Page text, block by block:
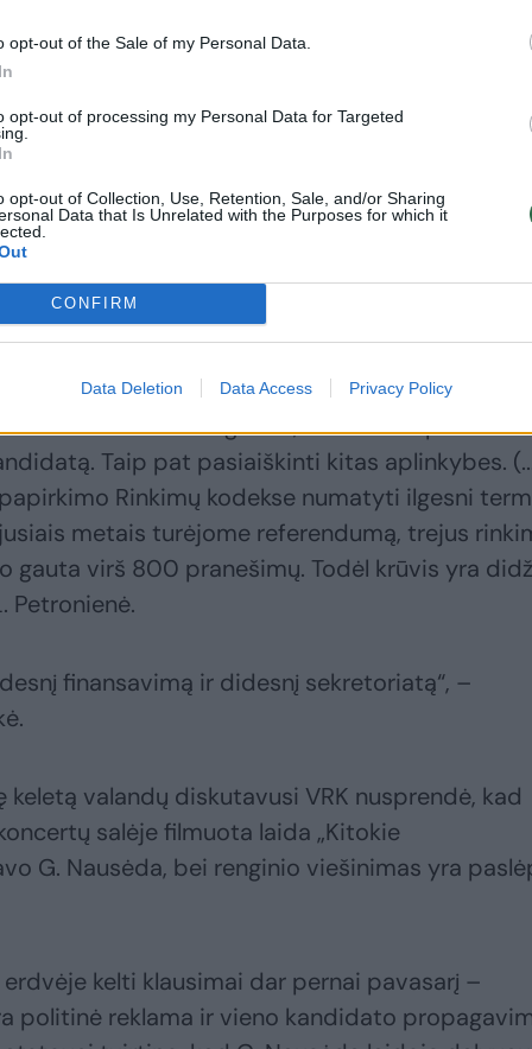
opt-out of the Sale of my Personal Data.
opt-out of processing my Personal Data for Targeted
opt-out of Collection, Use, Retention, Sale, and/or Sharing
Data that Is Unrelated with the Purposes for which it
CONFIRM
Data Deletion Data Access Privacy Policy
nei rusas
atsisės Berlyne ar
pas demokratus
antradienį
Petronienė sako, kad šiuo metu greitesnis
jos, tam VRK reikėtų papildomų tiek
tokio skundo išnagrinėti, nes reikia apklausti ir
Taip pat pasiaiškinti kitas aplinkybes.
Rinkimų kodekse numatyti ilgesni
metais turėjome referendumą, trejus
gauta virš 800 pranešimų. Todėl krūvis yra
Petronienė.
finansavimą ir didesnį sekretoriatą“, –
valandų diskutavusi VRK nusprendė, kad
salėje filmuota laida „Kitokie
G. Nausėda, bei renginio viešinimas yra
kelti klausimai dar pernai pavasarį –
politinė reklama ir vieno kandidato